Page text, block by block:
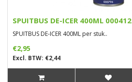
SPUITBUS DE-ICER 400ML 000412
SPUITBUS DE-ICER 400ML per stuk..
€2,95
Excl. BTW: €2,44